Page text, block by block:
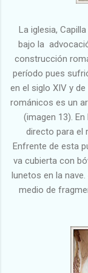
La iglesia,
bajo la
construcción
período pues
en el siglo XIV y
románicos es un
(imagen 13).
directo para el
Enfrente de esta
va cubierta con
lunetos en la
medio de